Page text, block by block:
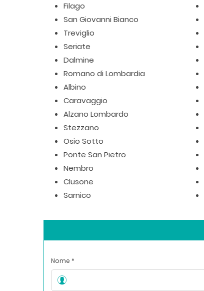
Filago
San Giovanni Bianco
Treviglio
Seriate
Dalmine
Romano di Lombardia
Albino
Caravaggio
Alzano Lombardo
Stezzano
Osio Sotto
Ponte San Pietro
Nembro
Clusone
Sarnico
Nome *